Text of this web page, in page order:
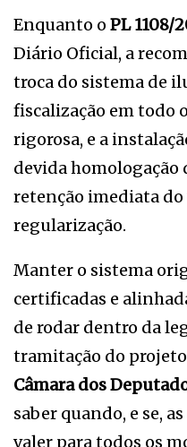
Enquanto o PL 1108/
Diário Oficial, a
troca do sistema de
fiscalização em todo
rigorosa, e a
devida homologação
retenção imediata do
regularização.
Manter o sistema
certificadas e
de rodar dentro da
tramitação do
Câmara dos
saber quando, e se,
valer para todos os